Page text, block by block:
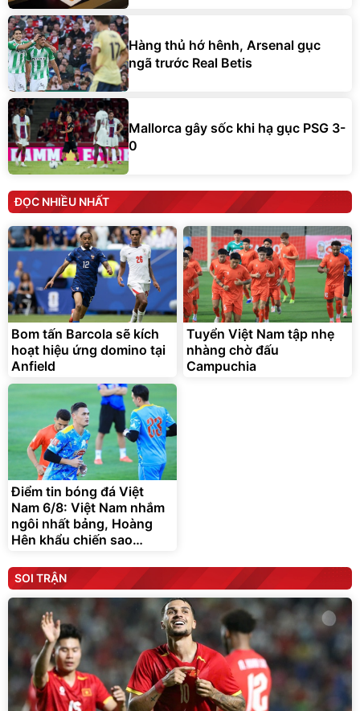
Hàng thủ hớ hênh, Arsenal gục
ngã trước Real Betis
Mallorca gây sốc khi hạ gục PSG 3-
0
ĐỌC NHIỀU NHẤT
Bom tấn Barcola sẽ kích
hoạt hiệu ứng domino tại
Anfield
Tuyển Việt Nam tập nhẹ
nhàng chờ đấu
Campuchia
Điểm tin bóng đá Việt
Nam 6/8: Việt Nam nhắm
ngôi nhất bảng, Hoàng
Hên khẩu chiến sao
SOI TRẬN